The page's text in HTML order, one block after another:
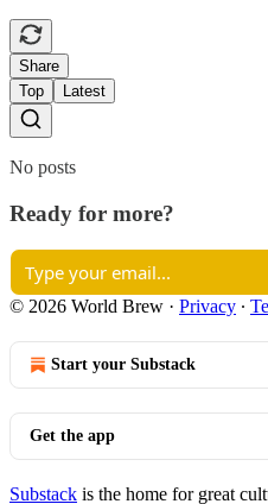
Share
Top
Latest
No posts
Ready for more?
© 2026 World Brew · Privacy ∙
Start your Substack
Get the app
Substack is the home for great